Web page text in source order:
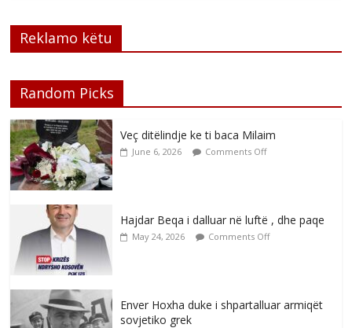
Reklamo këtu
Random Picks
Veç ditëlindje ke ti baca Milaim
June 6, 2026 Comments Off
Hajdar Beqa i dalluar në luftë , dhe paqe
May 24, 2026 Comments Off
Enver Hoxha duke i shpartalluar armiqët
sovjetiko grek